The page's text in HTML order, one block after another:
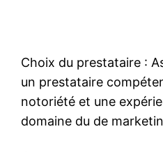
Choix du prestataire :
un prestataire
notoriété et une
domaine du de